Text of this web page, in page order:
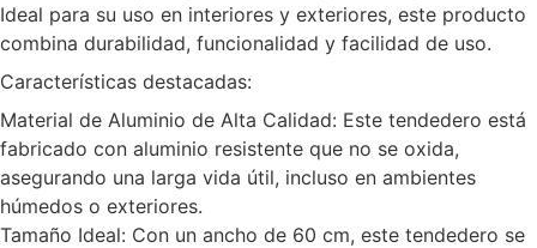
Ideal para su uso en interiores y exteriores, este producto
combina durabilidad, funcionalidad y facilidad de uso.
Características destacadas:
Material de Aluminio de Alta Calidad: Este tendedero está
fabricado con aluminio resistente que no se oxida,
asegurando una larga vida útil, incluso en ambientes
húmedos o exteriores.
Tamaño Ideal: Con un ancho de 60 cm, este tendedero se